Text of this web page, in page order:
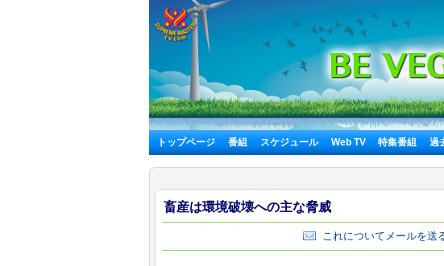
トップページ 番組 スケジュール Web TV 特集番組 過
畜産は環境破壊への主な脅威
これについてメールを送